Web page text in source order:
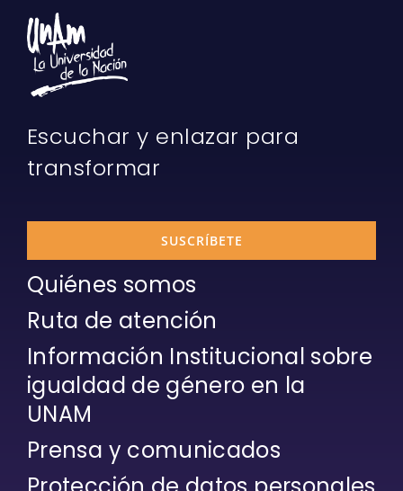
Escuchar y enlazar para
transformar
SUSCRÍBETE
Quiénes somos
Ruta de atención
Información Institucional sobre
igualdad de género en la
UNAM
Prensa y comunicados